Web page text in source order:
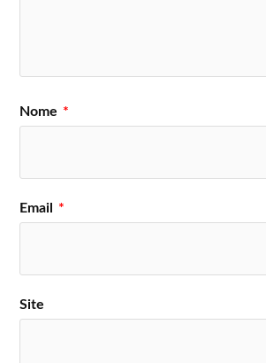
Nome *
Email *
Site